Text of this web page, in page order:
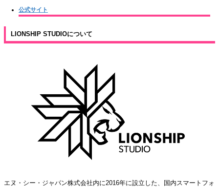
公式サイト
LIONSHIP STUDIOについて
エヌ・シー・ジャパン株式会社内に2016年に設立した、国内スマートフォ